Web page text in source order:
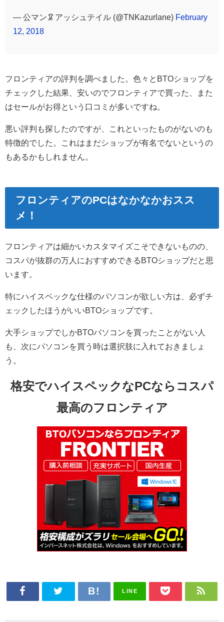
— 公マン🦑アッシュテイル (@TNKazurlane) February
12, 2018
フロンティアの評判を調べました。色々とBTOショップを
チェックした結果、安いのでフロンティアで買った、また
はセールがお得という口コミが多いですね。
悪い評判も探したのですが、これといったものがないのも
特徴的でした。これはまだショップが有名でないというの
もあるかもしれません。
フロンティアのPCはなかなかおスス
メ！
フロンティアは細かいカスタマイズこそできないものの、
コスパが抜群の万人におすすめできるBTOショップだと思
います。
特にハイスペックな仕様のパソコンが欲しい方は、必ずチ
ェックしたほうがいいBTOショップです。
大手ショップでしかBTOパソコンを買ったことがない人
も、次にパソコンを買う時は選択肢に入れておきましょ
う。
格安でハイスペックなPCならコスパ
最高のフロンティア
LINE